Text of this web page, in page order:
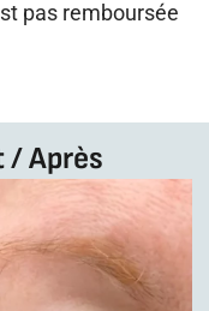
pas remboursée
/ Après